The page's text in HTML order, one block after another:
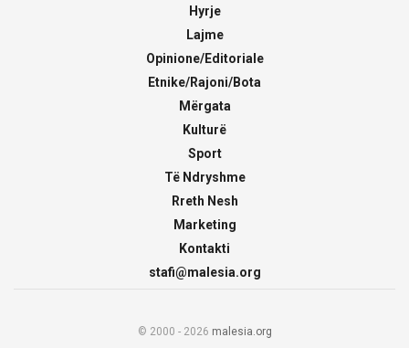
Hyrje
Lajme
Opinione/Editoriale
Etnike/Rajoni/Bota
Mërgata
Kulturë
Sport
Të Ndryshme
Rreth Nesh
Marketing
Kontakti
stafi@malesia.org
© 2000 - 2026 malesia.org